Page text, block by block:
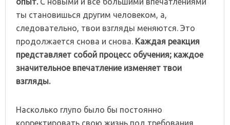
ты становишься другим человеком, а,
следовательно, твои взгляды меняются. Это
продолжается снова и снова. Каждая реакция
представляет собой процесс обучения; каждое
значительное впечатление изменяет твои
взгляды.
Насколько глупо было бы постоянно
корректировать свою жизнь под требования